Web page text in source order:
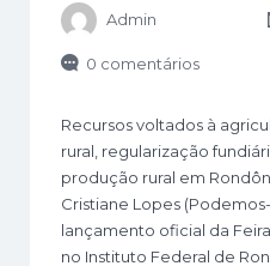
Admin
0 comentários
Recursos voltados à
rural, regularização
produção rural em
Cristiane Lopes
lançamento oficial da
no Instituto Federal de